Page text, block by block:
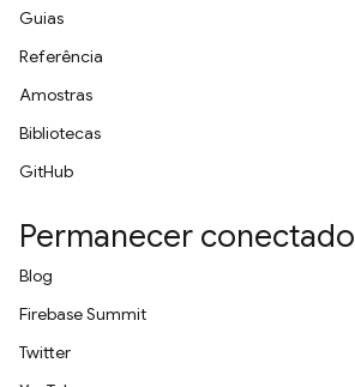
Guias
Referência
Amostras
Bibliotecas
GitHub
Permanecer conectado
Blog
Firebase Summit
Twitter